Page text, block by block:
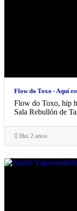
Flow do Toxo - Aquí
Flow do Toxo, hip
Sala Rebullón de
Hai 2 anos